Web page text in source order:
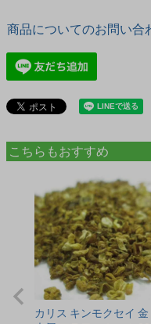
商品についてのお問い合
こちらもおすすめ
カリス キンモクセイ 金